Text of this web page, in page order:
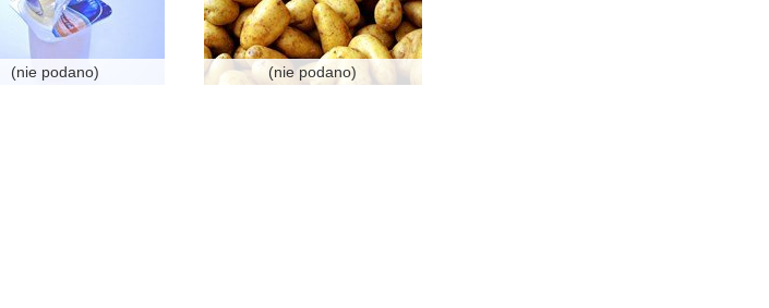
(nie podano) (nie podano)